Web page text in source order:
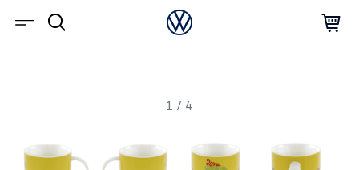
1 / 4